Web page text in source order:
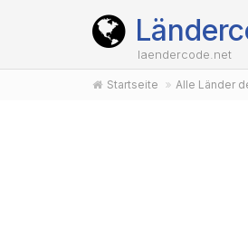
laendercode.net
Startseite Alle Länder